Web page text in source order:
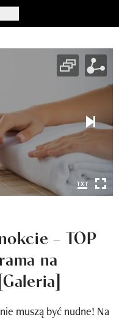
– TOP
na
muszą być nudne! Na